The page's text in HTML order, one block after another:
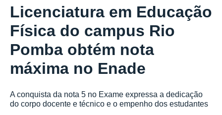
Licenciatura em Educação
Física do campus Rio
Pomba obtém nota
máxima no Enade
A conquista da nota 5 no Exame expressa a dedicação
do corpo docente e técnico e o empenho dos estudantes